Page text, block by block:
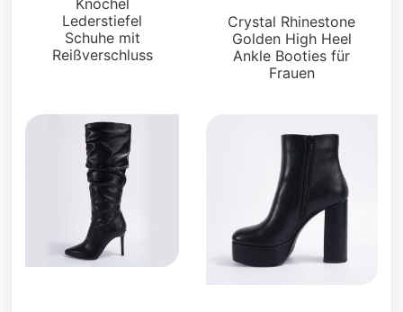
Lederstiefel
Schuhe mit
Reißverschluss
Crystal Rhinestone
Golden High Heel
Ankle Booties für
Frauen